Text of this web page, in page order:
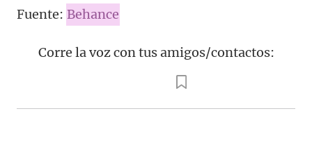
Fuente: Behance
Corre la voz con tus amigos/contactos: